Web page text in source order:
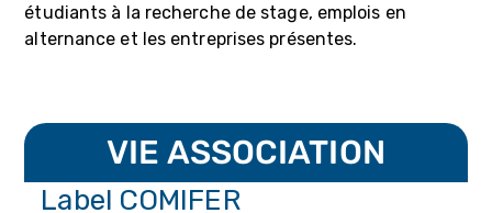
étudiants à la recherche de stage, emplois en
alternance et les entreprises présentes.
VIE ASSOCIATION
Label COMIFER